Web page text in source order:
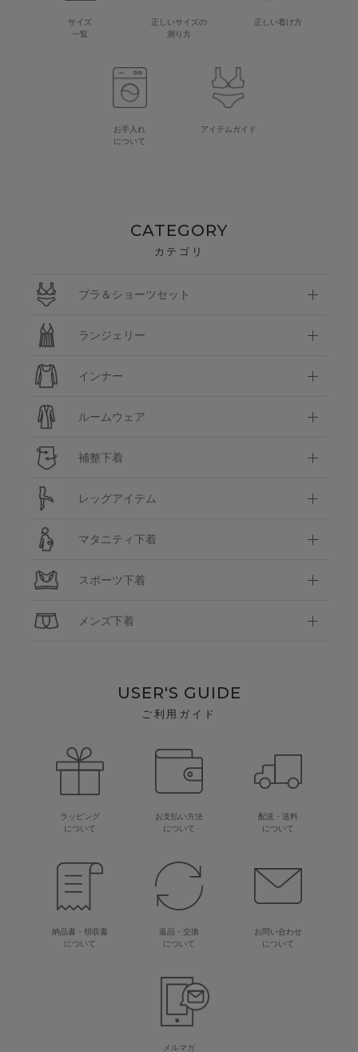
サイズ
一覧
正しいサイズの
測り方
正しい着け方
お手入れ
について
アイテムガイド
CATEGORY
カテゴリ
ブラ＆ショーツセット
ランジェリー
インナー
ルームウェア
補整下着
レッグアイテム
マタニティ下着
スポーツ下着
メンズ下着
USER'S GUIDE
ご利用ガイド
ラッピング
について
お支払い方法
について
配送・送料
について
納品書・領収書
について
返品・交換
について
お問い合わせ
について
メルマガ